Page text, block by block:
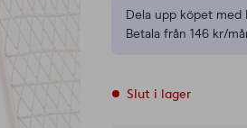
Dela upp köpet med
Betala från 146 kr/
Slut i lager